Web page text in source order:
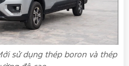
sử dụng thép boron và thép